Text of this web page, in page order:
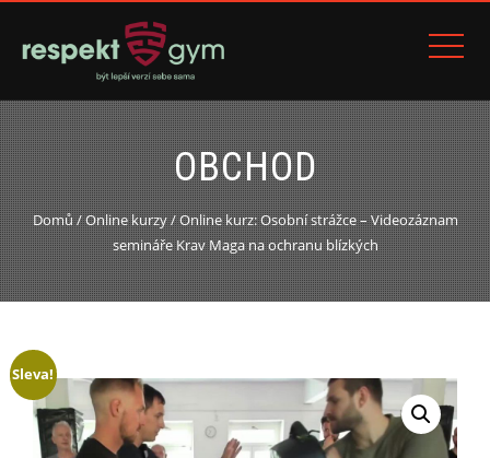
OBCHOD
Domů/Online kurzy/ Online kurz: Osobní strážce – Videozáznam
semináře Krav Maga na ochranu blízkých
Sleva!